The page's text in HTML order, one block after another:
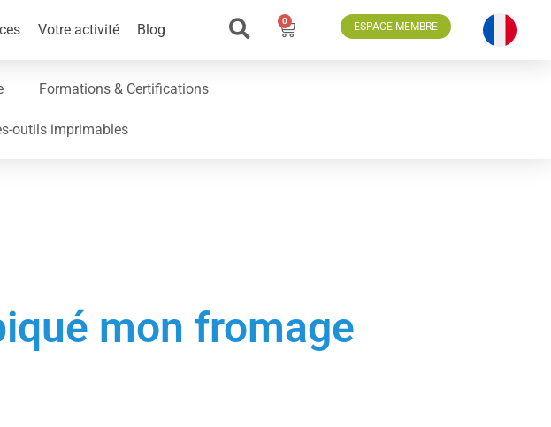
Votre activité Blog
0 ESPACE MEMBRE
Formations & Certifications
outils imprimables
mon fromage